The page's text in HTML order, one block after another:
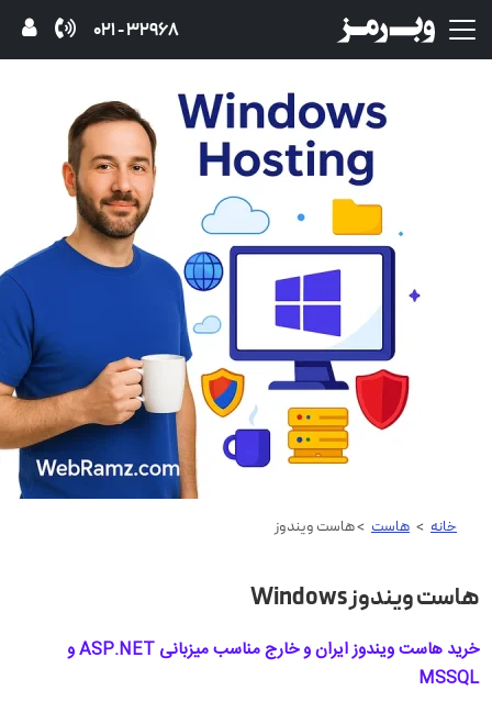
32968 - 021
خانه > هاست > هاست ویندوز
هاست ویندوز Windows
خرید هاست ویندوز ایران و خارج مناسب میزبانی ASP.NET و
MSSQL